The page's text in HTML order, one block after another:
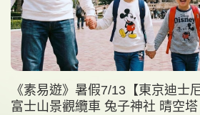
《素易遊》暑假7/13【東京迪士
富士山景觀纜車 兔子神社 晴空